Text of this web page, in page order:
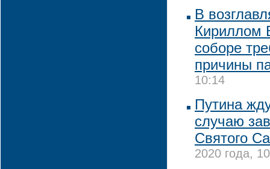
В
Кириллом
соборе
причины
10:14
Путина
случаю
Святого
2020 года,